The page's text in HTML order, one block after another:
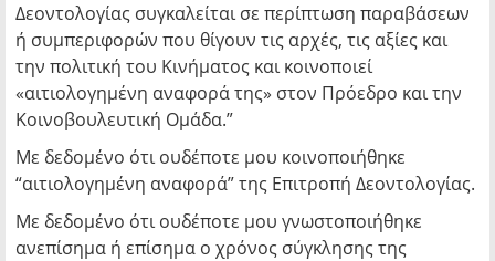
Δεοντολογίας συγκαλείται σε περίπτωση παραβάσεων
ή συμπεριφορών που θίγουν τις αρχές, τις αξίες και
την πολιτική του Κινήματος και κοινοποιεί
«αιτιολογημένη αναφορά της» στον Πρόεδρο και την
Κοινοβουλευτική Ομάδα.”
Με δεδομένο ότι ουδέποτε μου κοινοποιήθηκε
“αιτιολογημένη αναφορά” της Επιτροπή Δεοντολογίας.
Με δεδομένο ότι ουδέποτε μου γνωστοποιήθηκε
ανεπίσημα ή επίσημα ο χρόνος σύγκλησης της